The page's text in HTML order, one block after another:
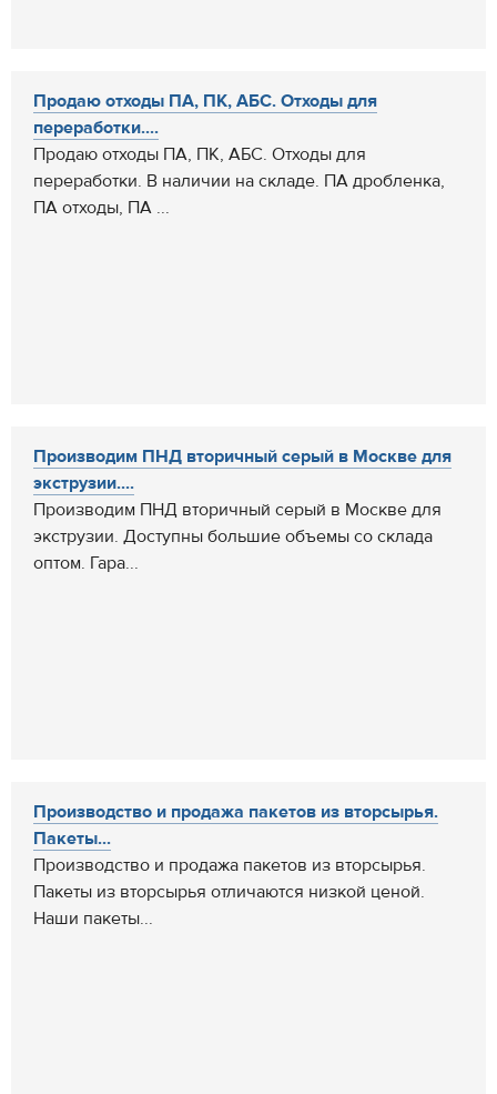
Продаю отходы ПА, ПК, АБС. Отходы для
переработки....
Продаю отходы ПА, ПК, АБС. Отходы для
переработки. В наличии на складе. ПА дробленка,
ПА отходы, ПА ...
Производим ПНД вторичный серый в Москве для
экструзии....
Производим ПНД вторичный серый в Москве для
экструзии. Доступны большие объемы со склада
оптом. Гара...
Производство и продажа пакетов из вторсырья.
Пакеты...
Производство и продажа пакетов из вторсырья.
Пакеты из вторсырья отличаются низкой ценой.
Наши пакеты...